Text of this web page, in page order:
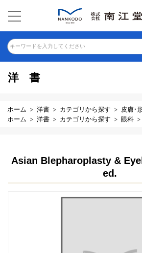
キーワードを入力してください
洋書
ホーム 洋書 カテゴリから探す 皮膚･
ホーム
洋書 カテゴリから探す 眼科
Asian Blepharoplasty &
ed.